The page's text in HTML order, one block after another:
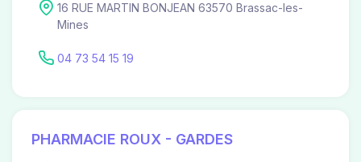
16 RUE MARTIN BONJEAN 63570 Brassac-les-
Mines
04 73 54 15 19
PHARMACIE ROUX - GARDES